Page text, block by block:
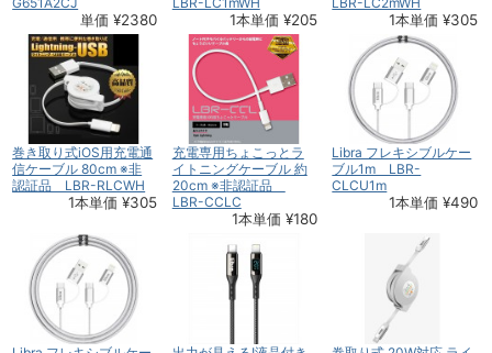
単価 ¥2380 1本単価 ¥205 1本単価 ¥305
巻き取り式iOS用充電通
信ケーブル 80cm ※非
認証品 LBR-RLCWH
1本単価 ¥305
充電専用ちょこっとラ
イトニングケーブル 約
20cm ※非認証品
LBR-CCLC
1本単価 ¥180
Libra フレキシブルケー
ブル1m LBR-
CLCU1m
1本単価 ¥490